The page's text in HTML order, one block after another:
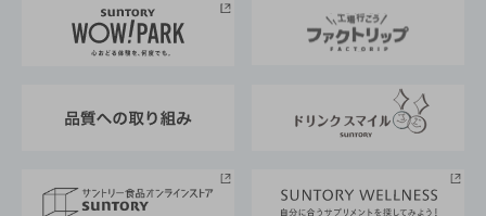
地域情報
サントリーサンバーズ大阪
サントリーが考えるサステナビリティ経営
企業概要
採用情報